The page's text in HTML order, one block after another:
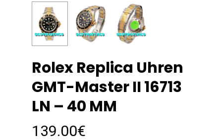
Rolex Replica Uhren
GMT-Master II 16713
LN – 40 MM
139.00€